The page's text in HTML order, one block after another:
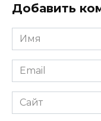
Добавить
Имя
*
Email
*
Сайт